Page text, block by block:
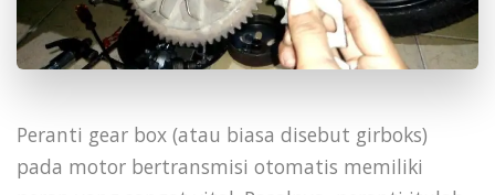
Peranti gear box (atau biasa disebut girboks)
pada motor bertransmisi otomatis memiliki